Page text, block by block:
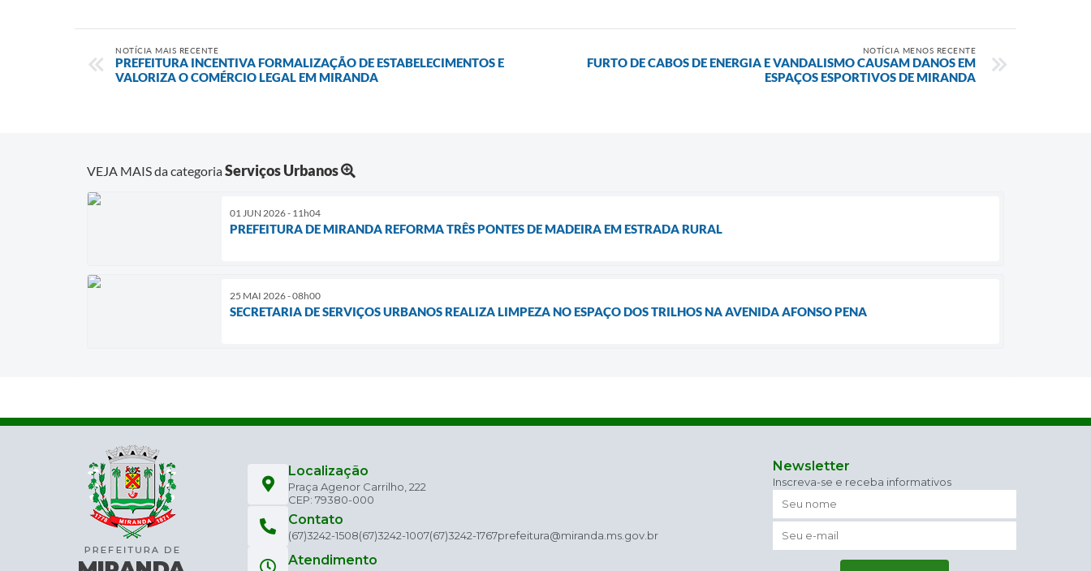
NOTÍCIA MAIS RECENTE
PREFEITURA INCENTIVA FORMALIZAÇÃO DE ESTABELECIMENTOS E
VALORIZA O COMÉRCIO LEGAL EM MIRANDA
NOTÍCIA MENOS RECENTE
FURTO DE CABOS DE ENERGIA E VANDALISMO CAUSAM DANOS EM
ESPAÇOS ESPORTIVOS DE MIRANDA
VEJA MAIS da categoriaServiços Urbanos
01 JUN 2026 - 11h04
PREFEITURA DE MIRANDA REFORMA TRÊS PONTES DE MADEIRA EM ESTRADA RURAL
25 MAI 2026 - 08h00
SECRETARIA DE SERVIÇOS URBANOS REALIZA LIMPEZA NO ESPAÇO DOS TRILHOS NA AVENIDA AFONSO PENA
Localização
Praça Agenor Carrilho, 222
CEP: 79380-000
Contato
(67)3242-1508(67)3242-1007(67)3242-1767prefeitura@miranda.ms.gov.br
Atendimento
Newsletter
Inscreva-se e receba informativos